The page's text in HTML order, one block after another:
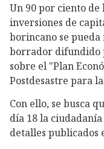
Un 90 por ciento
inversiones de
borincano se
borrador difundido
sobre el "Plan
Postdesastre para
Con ello, se busca
día 18 la
detalles publicados